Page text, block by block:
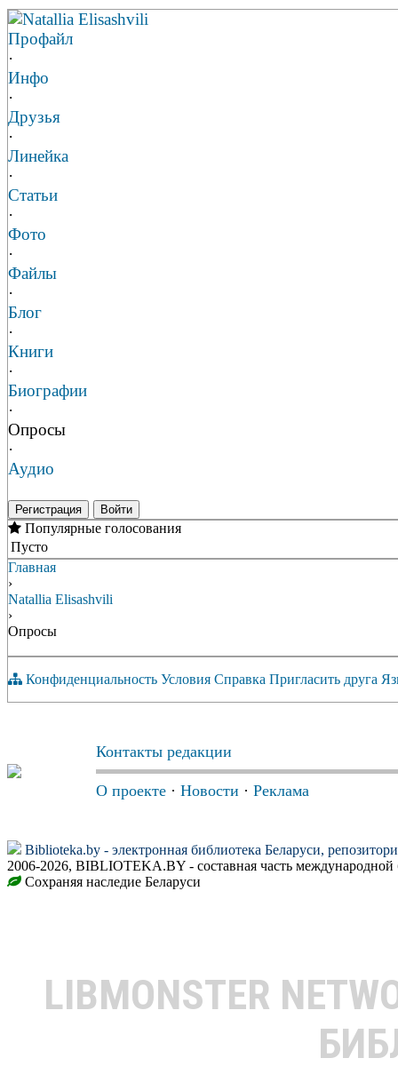
Natallia Elisashvili
Профайл
·
Инфо
·
Друзья
·
Линейка
·
Статьи
·
Фото
·
Файлы
·
Блог
·
Книги
·
Биографии
·
Опросы
·
Аудио
Регистрация Войти
Популярные голосования
Пусто
Главная
›
Natallia Elisashvili
›
Опросы
Конфиденциальность Условия Справка Пригласить друга
Контакты редакции
О проекте · Новости · Реклама
Biblioteka.by - электронная библиотека Беларуси,
2006-2026, BIBLIOTEKA.BY - составная часть
Сохраняя наследие Беларуси
LIBMONSTER